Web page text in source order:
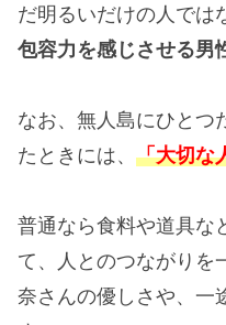
だ明るいだけの人では
包容力を感じさせる男
なお、無人島にひとつ
たときには、 「大切な
普通なら食料や道具な
て、人とのつながりを
奈さんの優しさや、一